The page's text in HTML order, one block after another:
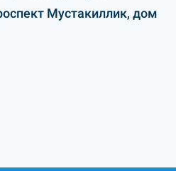
Мустакиллик, дом